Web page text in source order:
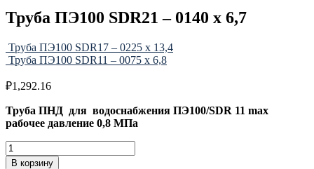
Труба ПЭ100 SDR21 – 0140 х 6,7
Труба ПЭ100 SDR17 – 0225 х 13,4
Труба ПЭ100 SDR11 – 0075 х 6,8
₽1,292.16
Труба ПНД для водоснабжения ПЭ100/SDR 11 max
рабочее давление 0,8 МПа
В корзину